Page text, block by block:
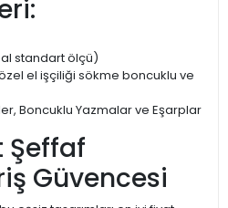
standart ölçü)
el işçiliği sökme boncuklu ve
Boncuklu Yazmalar ve Eşarplar
Şeffaf
Güvencesi